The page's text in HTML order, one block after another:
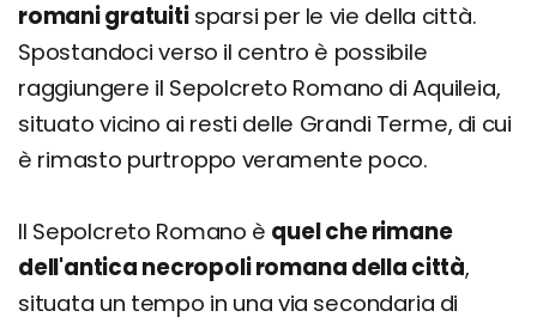
romani gratuitisparsi per le vie della città.
Spostandoci verso il centro è possibile
raggiungere il Sepolcreto Romano di Aquileia,
situato vicino ai resti delle Grandi Terme, di cui
è rimasto purtroppo veramente poco.
Il Sepolcreto Romano è quel che rimane
dell'antica necropoli romana della città,
situata un tempo in una via secondaria di